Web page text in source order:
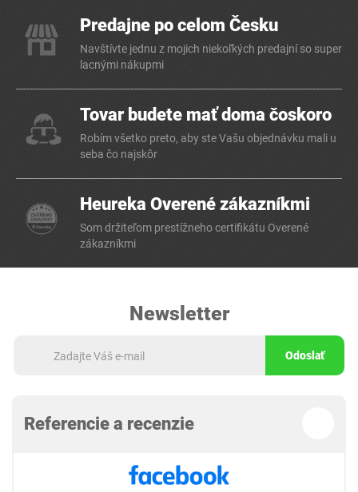
Predajne po celom Česku
Navštívte jednu z mojich niekoľkých predajní so super
lacnými nákupmi
Tovar budete mať doma čoskoro
Robím všetko preto, aby ste Vašu objednávku mali u
seba čo najskôr
Heureka Overené zákazníkmi
Som držiteľom prestížneho certifikátu Overené
zákazníkmi
Newsletter
Odoslať
Referencie a recenzie